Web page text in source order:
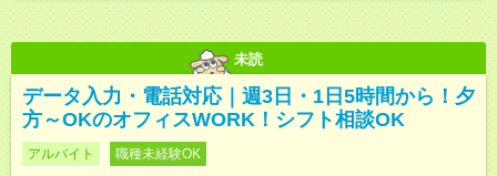
未読
データ入力・電話対応｜週3日・1日5時間から！夕
方～OKのオフィスWORK！シフト相談OK
アルバイト 職種未経験OK